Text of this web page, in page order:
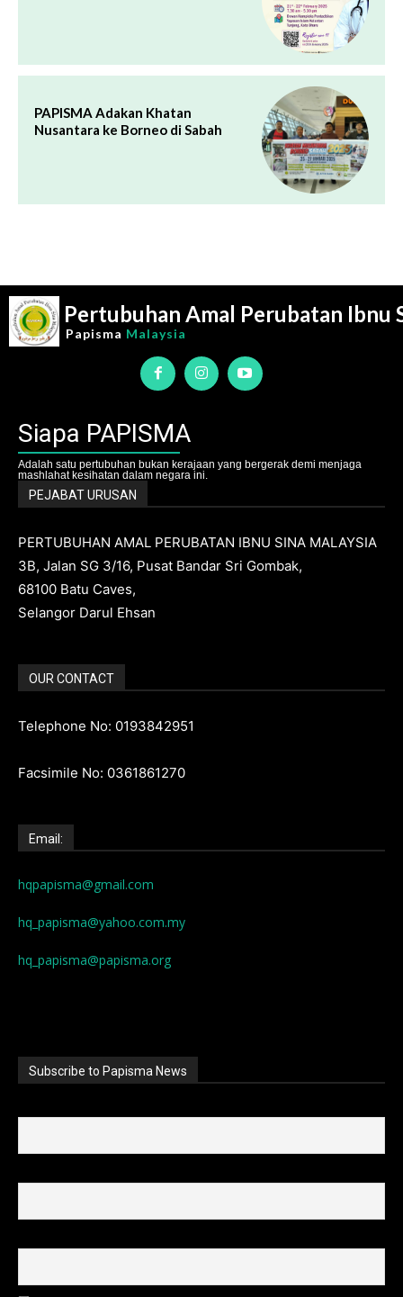
PAPISMA Adakan Khatan
Nusantara ke Borneo di Sabah
Pertubuhan Amal Perubatan Ibnu
Papisma Malaysia
Siapa PAPISMA
Adalah satu pertubuhan bukan kerajaan yang bergerak demi menjaga
mashlahat kesihatan dalam negara ini.
PEJABAT URUSAN
PERTUBUHAN AMAL PERUBATAN IBNU SINA MALAYSIA
3B, Jalan SG 3/16, Pusat Bandar Sri Gombak,
68100 Batu Caves,
Selangor Darul Ehsan
OUR CONTACT
Telephone No: 0193842951
Facsimile No: 0361861270
Email:
hqpapisma@gmail.com
hq_papisma@yahoo.com.my
hq_papisma@papisma.org
Subscribe to Papisma News